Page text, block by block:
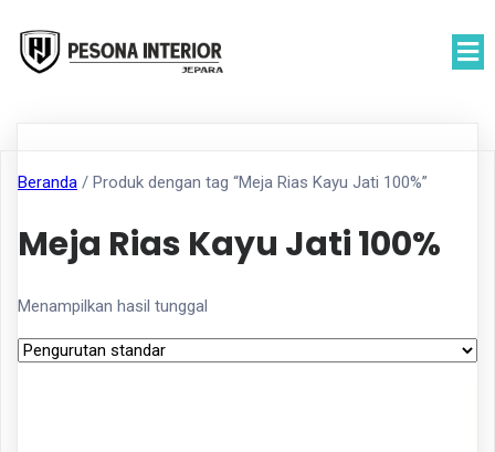
Beranda / Produk dengan tag “Meja Rias Kayu Jati 100%”
Meja Rias Kayu Jati 100%
Menampilkan hasil tunggal